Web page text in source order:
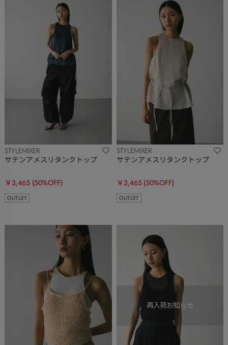
STYLEMIXER
サテンアメスリタンクトップ
￥3,465 (50%OFF)
OUTLET
STYLEMIXER
サテンアメスリタンクトップ
￥3,465 (50%OFF)
OUTLET